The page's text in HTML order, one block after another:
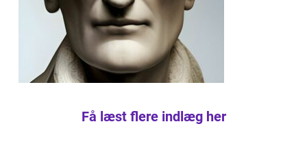
Få læst flere indlæg her